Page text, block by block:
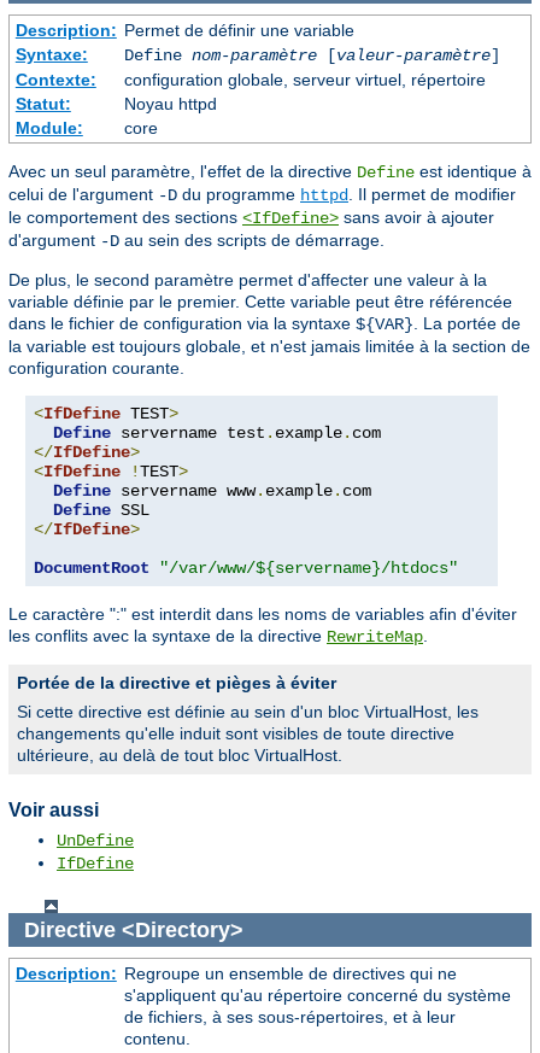
Description: Permet de définir une variable
Syntaxe:
Define nom-paramètre[valeur-paramètre]
Contexte:
configuration globale, serveur virtuel, répertoire
Statut:
Noyau httpd
Module:
core
Avec un seul paramètre, l'effet de la directive Define est identique à
celui de l'argument -D du programme httpd
. Il permet de modifier
le comportement des sections <IfDefine> sans avoir à ajouter
d'argument -D au sein des scripts de démarrage.
De plus, le second paramètre permet d'affecter une valeur à la
variable définie par le premier. Cette variable peut être référencée
dans le fichier de configuration via la syntaxe ${VAR} . La portée de
la variable est toujours globale, et n'est jamais limitée à la section de
configuration courante.
<IfDefine TEST>
Define servername test . example.
</IfDefine>
<IfDefine !TEST>
Define servername www. example. com
Define
</IfDefine>
DocumentRoot
"/var/www/${servername}/htdocs"
Le caractère ":" est interdit dans les noms de variables afin d'éviter
les conflits avec la syntaxe de la directive RewriteMap
Portée de la directive et pièges à éviter
Si cette directive est définie au sein d'un bloc VirtualHost, les
changements qu'elle induit sont visibles de toute directive
ultérieure, au delà de tout bloc VirtualHost.
Voir aussi
UnDefine
IfDefine
Directive <Directory>
Description: Regroupe un ensemble de directives qui ne
s'appliquent qu'au répertoire concerné du système
de fichiers, à ses sous-répertoires, et à leur
contenu.